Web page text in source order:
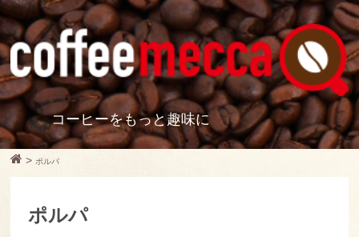
コーヒーをもっと趣味に
> ポルパ
ポルパ